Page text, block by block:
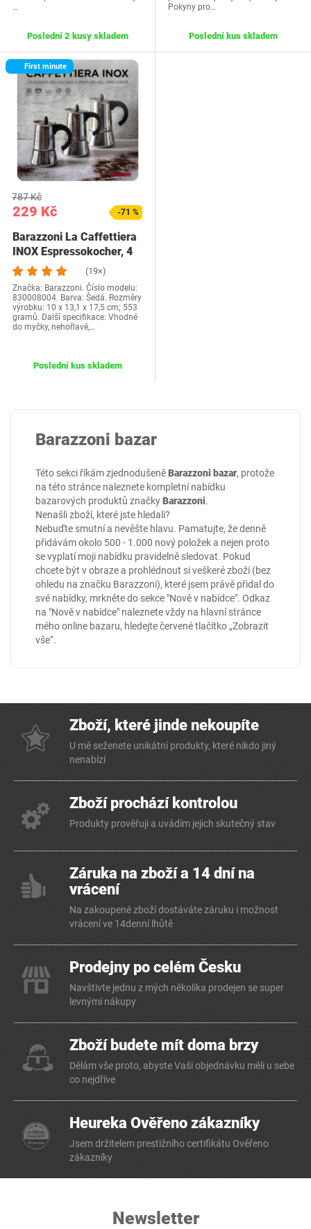
…
Poslední 2 kusy skladem
Pokyny pro…
Poslední kus skladem
First minute
229 Kč
787 Kč
-71 %
Barazzoni La Caffettiera
INOX Espressokocher, 4
Tassen,…
(19×)
Značka: Barazzoni. Číslo modelu:
830008004. Barva: Šedá. Rozměry
výrobku: 10 x 13,1 x 17,5 cm; 553
gramů. Další specifikace: Vhodné
do myčky, nehořlavé,…
Poslední kus skladem
Barazzoni bazar
Této sekci říkám zjednodušeněBarazzoni bazar, protože
na této stránce naleznete kompletní nabídku
bazarových produktů značkyBarazzoni.
Nenašli zboží, které jste hledali?
Nebuďte smutní a nevěšte hlavu. Pamatujte, že denně
přidávám okolo 500 - 1.000 nový položek a nejen proto
se vyplatí moji nabídku pravidelně sledovat. Pokud
chcete být v obraze a prohlédnout si veškeré zboží (bez
ohledu na značku Barazzoni), které jsem právě přidal do
své nabídky, mrkněte do sekce "Nově v nabídce". Odkaz
na "Nově v nabídce" naleznete vždy na hlavní stránce
mého online bazaru, hledejte červené tlačítko „Zobrazit
vše“.
Zboží, které jinde nekoupíte
U mě seženete unikátní produkty, které nikdo jiný
nenabízí
Zboží prochází kontrolou
Produkty prověřuji a uvádím jejich skutečný stav
Záruka na zboží a 14 dní na
vrácení
Na zakoupené zboží dostáváte záruku i možnost
vrácení ve 14denní lhůtě
Prodejny po celém Česku
Navštivte jednu z mých několika prodejen se super
levnými nákupy
Zboží budete mít doma brzy
Dělám vše proto, abyste Vaši objednávku měli u sebe
co nejdříve
Heureka Ověřeno zákazníky
Jsem držitelem prestižního certifikátu Ověřeno
zákazníky
Newsletter